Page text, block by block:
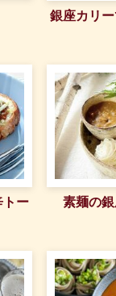
銀座カリ
トー
素麺の